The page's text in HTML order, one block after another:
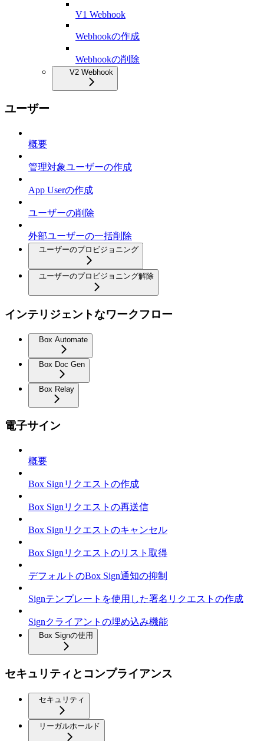
V1 Webhook
Webhookの作成
Webhookの削除
V2 Webhook
ユーザー
概要
管理対象ユーザーの作成
App Userの作成
ユーザーの削除
外部ユーザーの一括削除
ユーザーのプロビジョニング
ユーザーのプロビジョニング解除
インテリジェントなワークフロー
Box Automate
Box Doc Gen
Box Relay
電子サイン
概要
Box Signリクエストの作成
Box Signリクエストの再送信
Box Signリクエストのキャンセル
Box Signリクエストのリスト取得
デフォルトのBox Sign通知の抑制
Signテンプレートを使用した署名リクエストの作成
Signクライアントの埋め込み機能
Box Signの使用
セキュリティとコンプライアンス
セキュリティ
リーガルホールド